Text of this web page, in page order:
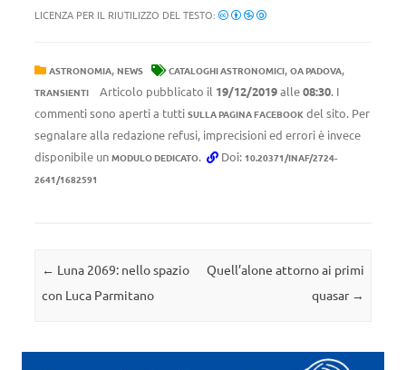
LICENZA PER IL RIUTILIZZO DEL TESTO:
ASTRONOMIA, NEWS CATALOGHI ASTRONOMICI, OA PADOVA,
TRANSIENTI Articolo pubblicato il 19/12/2019alle08:30. I
commenti sono aperti a tutti SULLA PAGINA FACEBOOK del sito. Per
segnalare alla redazione refusi, imprecisioni ed errori è invece
disponibile un MODULO DEDICATO. Doi: 10.20371/INAF/2724-
2641/1682591
Navigazione articolo
← Luna 2069: nello spazio
con Luca Parmitano
Quell’alone attorno ai primi
quasar →